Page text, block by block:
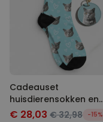
Cadeauset
huisdierensokken en
sleutelhanger
€ 28,03 € 32,98 -15%